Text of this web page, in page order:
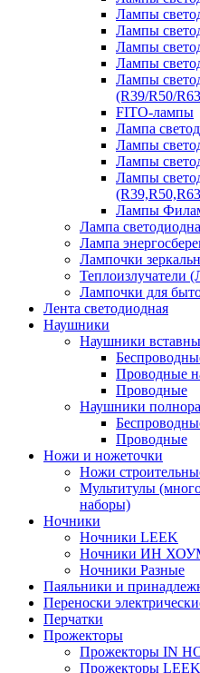
Лампы
Лампы
Лампы
Лампы
Лампы
(R39/R50/
FITO-лампы
Лампа
Лампы
Лампы
Лампы
Лампы
Лампа
Лампа
Лампочки
Теплоизлучатели
Лампочки для
Лента светодиодная
Наушники
Наушники
Пpoвoдныe
Проводные
Наушники
Проводные
Ножи и ножеточки
Ножи
Мультитулы
наборы)
Ночники
Ночники LEEK
Ночники ИН
Ночники Разные
Паяльники и
Переноски
Перчатки
Прожекторы
Прожекторы IN
Прожекторы LEEK